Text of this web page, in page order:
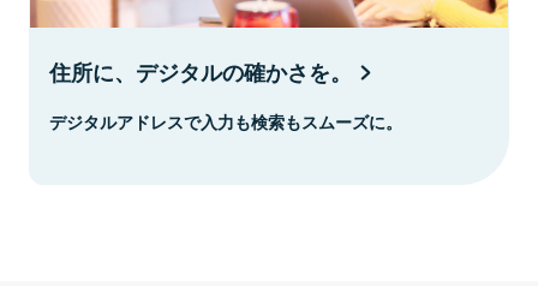
住所に、デジタルの確かさを。
デジタルアドレスで入力も検索もスムーズに。